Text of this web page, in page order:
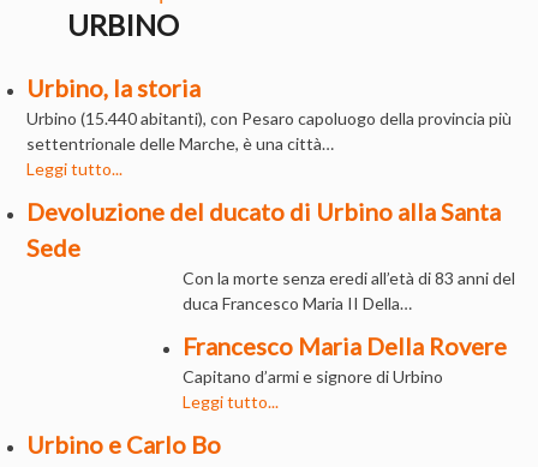
URBINO
Urbino, la storia
Urbino (15.440 abitanti), con Pesaro capoluogo della provincia più
settentrionale delle Marche, è una città…
Leggi tutto...
Devoluzione del ducato di Urbino alla Santa
Sede
Con la morte senza eredi all’età di 83 anni del
duca Francesco Maria II Della…
Francesco Maria Della Rovere
Capitano d’armi e signore di Urbino
Leggi tutto...
Urbino e Carlo Bo